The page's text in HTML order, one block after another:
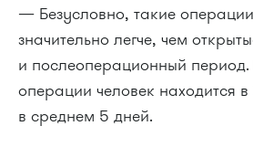
— Безусловно, такие
значительно легче, чем
и послеоперационный
операции человек находится
в среднем 5 дней.